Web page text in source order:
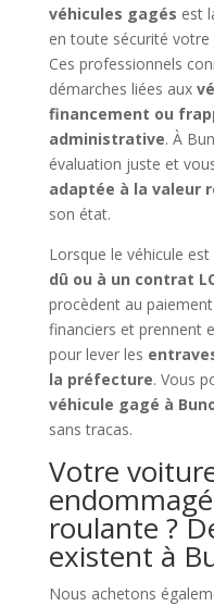
véhicules gagés est
en toute sécurité
Ces professionnels
démarches liées aux
financement ou
administrative. À
évaluation juste et
adaptée à la valeur
son état.
Lorsque le véhicule
dû ou à un contrat
procèdent au
financiers et prennent
pour lever les
la préfecture. Vous
véhicule gagé à
sans tracas.
Votre
roulante ?
existent à
Nous achetons